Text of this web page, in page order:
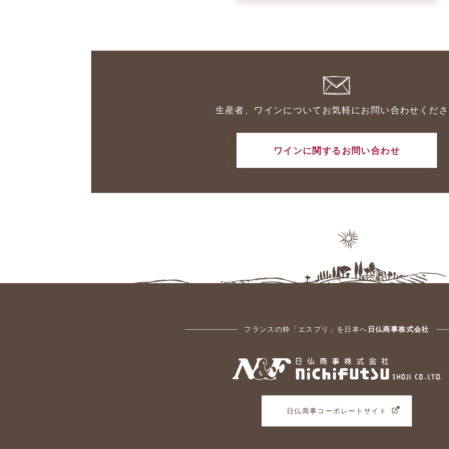
生産者、ワインについてお気軽にお問い合わせくだ
ワインに関するお問い合わせ
フランスの粋「エスプリ」を日本へ 日仏商事株式会社
日仏商事コーポレートサイト